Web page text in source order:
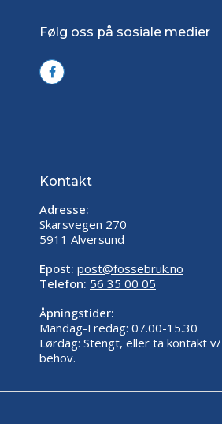
Følg oss på sosiale medier
Kontakt
Adresse:
Skarsvegen 270
5911 Alversund
Epost: post@fossebruk.no
Telefon: 56 35 00 05
Åpningstider:
Mandag-Fredag: 07.00-15.30
Lørdag: Stengt, eller ta kontakt v/
behov.